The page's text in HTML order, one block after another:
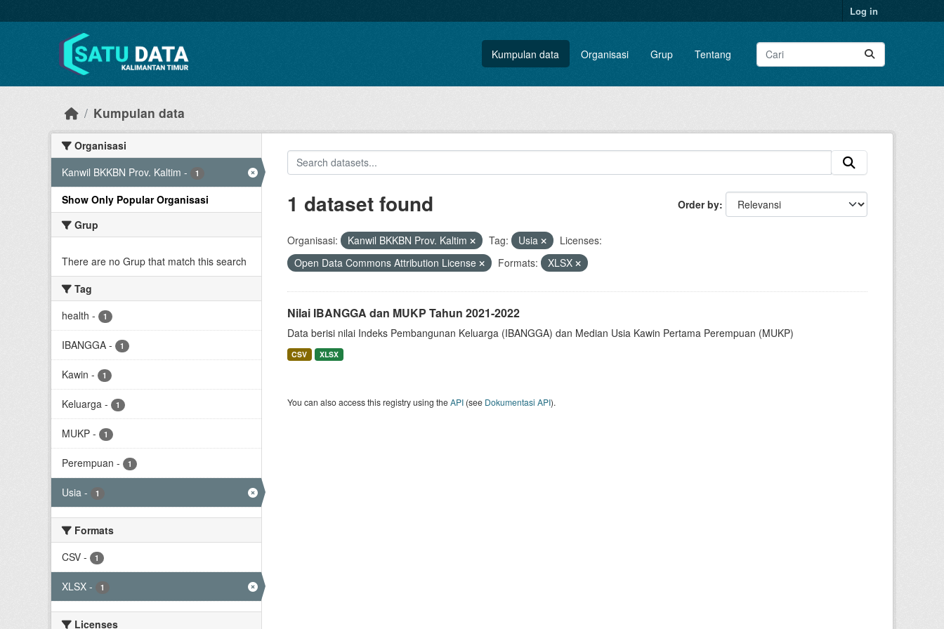
Log in
Kumpulan data Organisasi Grup Tentang
Kumpulan data
Organisasi
Kanwil BKKBN Prov. Kaltim - 1
Show Only Popular Organisasi
Grup
There are no Grup that match this search
Tag
health - 1
IBANGGA - 1
Kawin - 1
Keluarga - 1
MUKP - 1
Perempuan - 1
Usia - 1
Formats
CSV - 1
XLSX - 1
Licenses
Order by
1 dataset found
Organisasi: Kanwil BKKBN Prov. Kaltim Tag: Usia
Licenses:
Open Data Commons Attribution License
Formats: XLSX
Nilai IBANGGA dan MUKP Tahun 2021-2022
Data berisi nilai Indeks Pembangunan Keluarga (IBANGGA) dan Median Usia Kawin Pertama Perempuan (MUKP)
CSV XLSX
You can also access this registry using theAPI(see Dokumentasi API).